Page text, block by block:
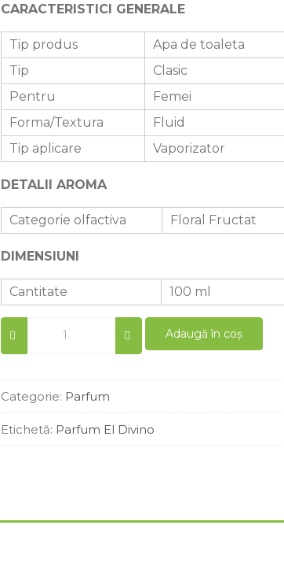
CARACTERISTICI GENERALE
Tip produs
Apa de toaleta
Tip
Clasic
Pentru
Femei
Forma/Textura
Fluid
Tip aplicare
Vaporizator
DETALII AROMA
Categorie olfactiva Floral Fructat
DIMENSIUNI
Cantitate 100 ml
Parfum
femei
similar
Blue
ml
Adaugă în coș
Categorie: Parfum
Etichetă: Parfum El Divino